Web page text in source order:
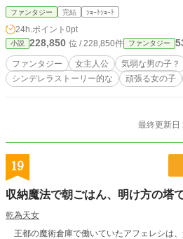
でいただけると嬉しいです。 ☆この作品の中での世界観です。現実と違うも
の、言葉などありますので、そこのところご
しいです。
ファンタジー 完結 ｼｮｰﾄｼｮｰﾄ
24h.ポイント 0pt
小説 228,850 位 / 228,850件 ファンタジー
ファンタジー 女主人公 気弱な男の子？
シンデレラストーリー的な
頑張る女の子
最終更新
19
収納魔法で朝ごはん、明け方の塔
乾為天女
王都の魔術倉庫で働いていたアフェレシは